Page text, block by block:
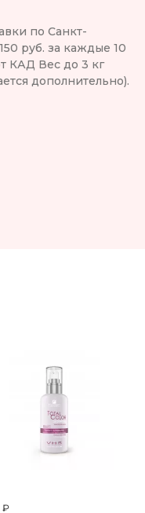
по Санкт-
руб. за каждые 10
КАД Вес до 3 кг
дополнительно).
₽